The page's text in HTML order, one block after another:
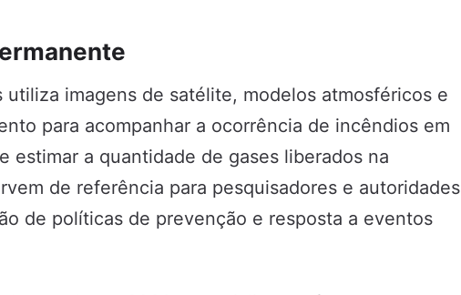
utiliza imagens de satélite, modelos atmosféricos e
para acompanhar a ocorrência de incêndios em
estimar a quantidade de gases liberados na
de referência para pesquisadores e autoridades
de políticas de prevenção e resposta a eventos